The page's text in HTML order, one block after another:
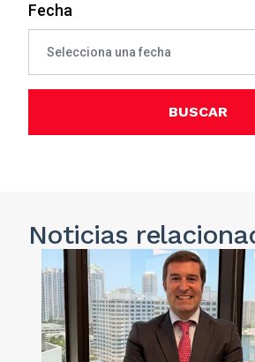
Fecha
BUSCAR
Noticias